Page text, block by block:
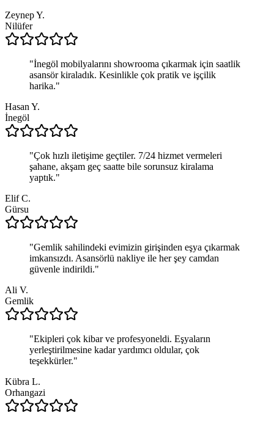
Zeynep Y.
Nilüfer
"İnegöl mobilyalarını showrooma çıkarmak için saatlik
asansör kiraladık. Kesinlikle çok pratik ve işçilik
harika."
Hasan Y.
İnegöl
"Çok hızlı iletişime geçtiler. 7/24 hizmet vermeleri
şahane, akşam geç saatte bile sorunsuz kiralama
yaptık."
Elif C.
Gürsu
"Gemlik sahilindeki evimizin girişinden eşya çıkarmak
imkansızdı. Asansörlü nakliye ile her şey camdan
güvenle indirildi."
Ali V.
Gemlik
"Ekipleri çok kibar ve profesyoneldi. Eşyaların
yerleştirilmesine kadar yardımcı oldular, çok
teşekkürler."
Kübra L.
Orhangazi